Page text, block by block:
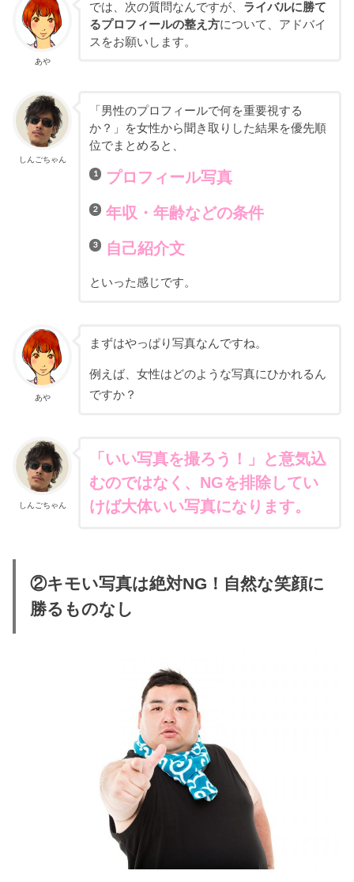
あや
では、次の質問なんですが、 ライバルに勝て
るプロフィールの整え方について、アドバイ
スをお願いします。
しんごちゃん
「男性のプロフィールで何を重要視する
か？」を女性から聞き取りした結果を優先順
位でまとめると、
プロフィール写真
年収・年齢などの条件
自己紹介文
といった感じです。
あや
まずはやっぱり写真なんですね。
例えば、女性はどのような写真にひかれるん
ですか？
しんごちゃん
「いい写真を撮ろう！」と意気込
むのではなく、NGを排除してい
けば大体いい写真になります。
②キモい写真は絶対NG！自然な笑顔に
勝るものなし